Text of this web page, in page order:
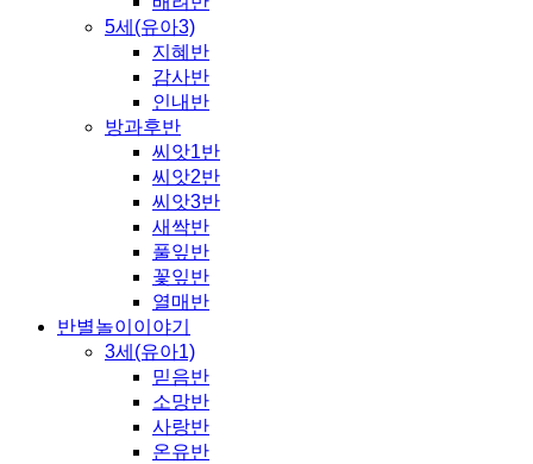
5세(유아3)
지혜반
감사반
인내반
방과후반
씨앗1반
씨앗2반
씨앗3반
새싹반
풀잎반
꽃잎반
열매반
반별놀이이야기
3세(유아1)
믿음반
소망반
사랑반
온유반